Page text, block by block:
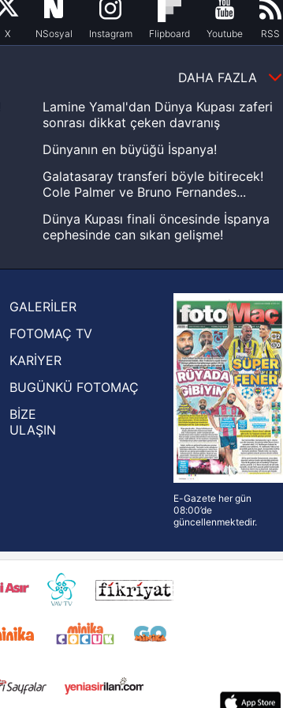
X NSosyal Instagram Flipboard Youtube RSS
DAHA FAZLA
Lamine Yamal'dan Dünya Kupası zaferi
sonrası dikkat çeken davranış
Dünyanın en büyüğü İspanya!
Galatasaray transferi böyle bitirecek!
Cole Palmer ve Bruno Fernandes...
Dünya Kupası finali öncesinde İspanya
cephesinde can sıkan gelişme!
Hernan Crespo, Meksika Ligi
ekiplerinden Atlas'ın yeni teknik direktörü
oldu
GALERİLER
FOTOMAÇ TV
KARİYER
BUGÜNKÜ FOTOMAÇ
BİZE
ULAŞIN
E-Gazete her gün
08:00’de
güncellenmektedir.